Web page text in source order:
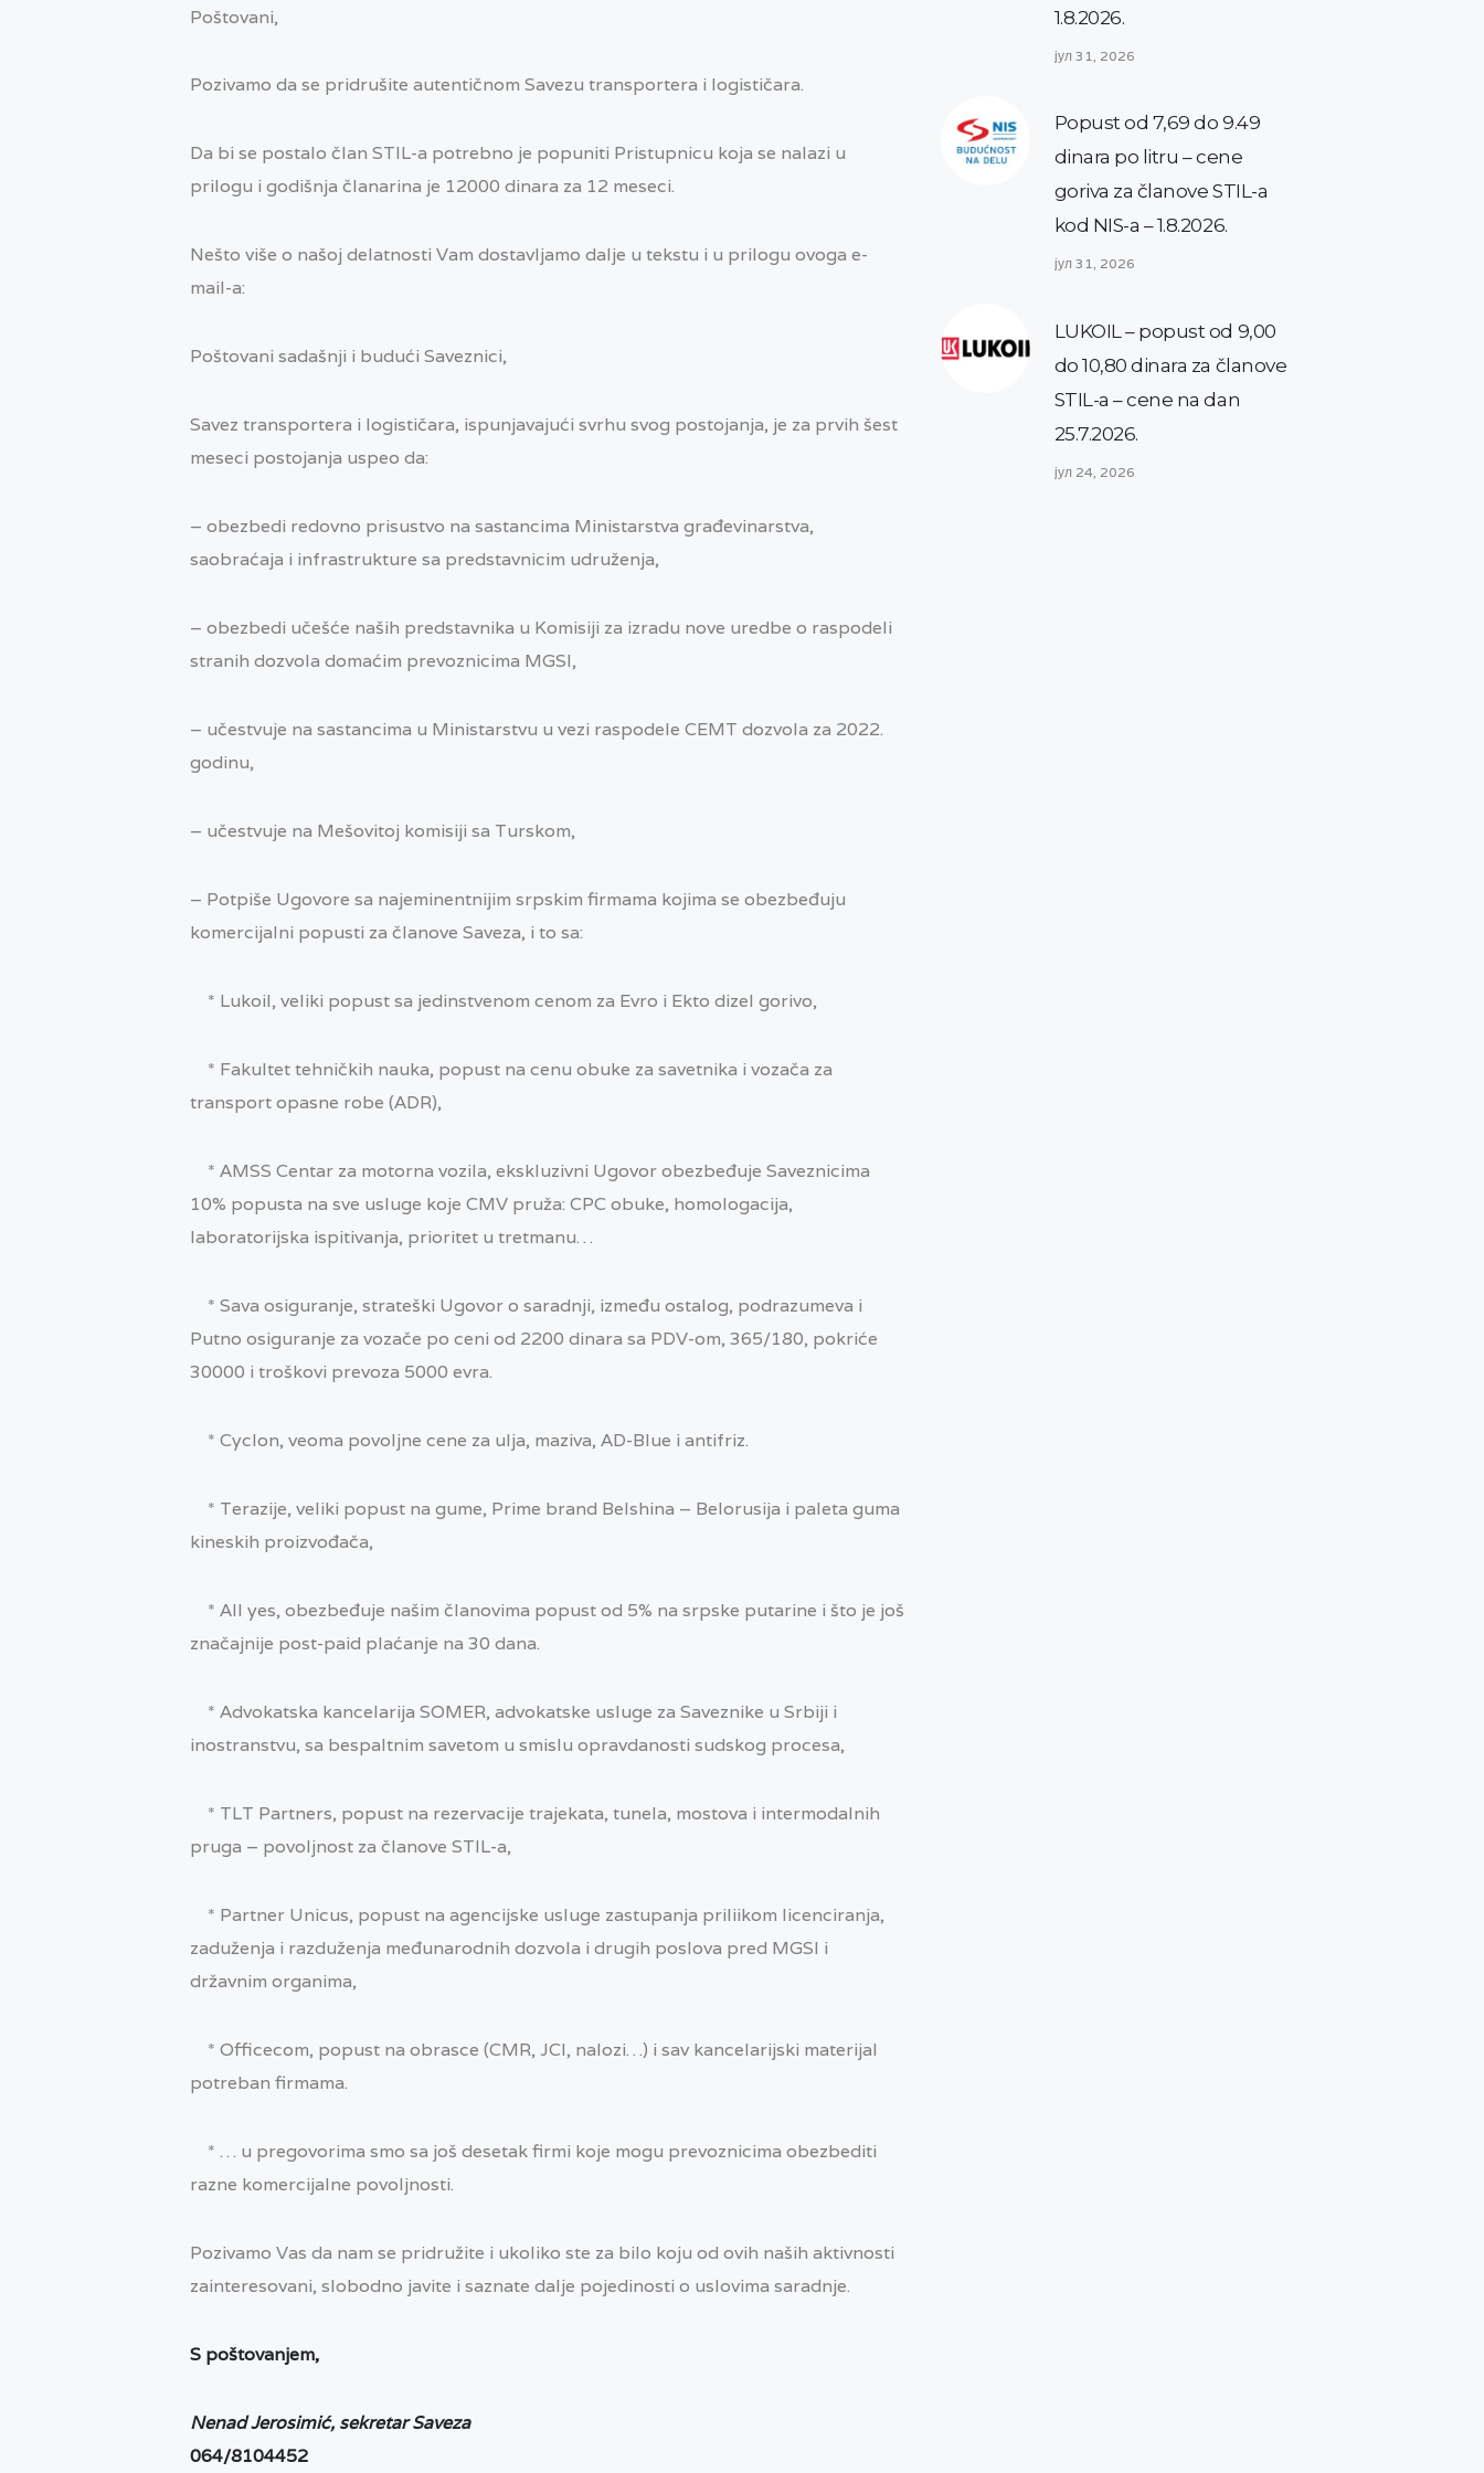
Poštovani,
Pozivamo da se pridrušite autentičnom Savezu transportera i logističara.
Da bi se postalo član STIL-a potrebno je popuniti Pristupnicu koja se nalazi u
prilogu i godišnja članarina je 12000 dinara za 12 meseci.
Nešto više o našoj delatnosti Vam dostavljamo dalje u tekstu i u prilogu ovoga e-
mail-a:
Poštovani sadašnji i budući Saveznici,
Savez transportera i logističara, ispunjavajući svrhu svog postojanja, je za prvih šest
meseci postojanja uspeo da:
– obezbedi redovno prisustvo na sastancima Ministarstva građevinarstva,
saobraćaja i infrastrukture sa predstavnicim udruženja,
– obezbedi učešće naših predstavnika u Komisiji za izradu nove uredbe o raspodeli
stranih dozvola domaćim prevoznicima MGSI,
– učestvuje na sastancima u Ministarstvu u vezi raspodele CEMT dozvola za 2022.
godinu,
– učestvuje na Mešovitoj komisiji sa Turskom,
– Potpiše Ugovore sa najeminentnijim srpskim firmama kojima se obezbeđuju
komercijalni popusti za članove Saveza, i to sa:
* Lukoil, veliki popust sa jedinstvenom cenom za Evro i Ekto dizel gorivo,
* Fakultet tehničkih nauka, popust na cenu obuke za savetnika i vozača za
transport opasne robe (ADR),
* AMSS Centar za motorna vozila, ekskluzivni Ugovor obezbeđuje Saveznicima
10% popusta na sve usluge koje CMV pruža: CPC obuke, homologacija,
laboratorijska ispitivanja, prioritet u tretmanu…
* Sava osiguranje, strateški Ugovor o saradnji, između ostalog, podrazumeva i
Putno osiguranje za vozače po ceni od 2200 dinara sa PDV-om, 365/180, pokriće
30000 i troškovi prevoza 5000 evra.
* Cyclon, veoma povoljne cene za ulja, maziva, AD-Blue i antifriz.
* Terazije, veliki popust na gume, Prime brand Belshina – Belorusija i paleta guma
kineskih proizvođača,
* All yes, obezbeđuje našim članovima popust od 5% na srpske putarine i što je još
značajnije post-paid plaćanje na 30 dana.
* Advokatska kancelarija SOMER, advokatske usluge za Saveznike u Srbiji i
inostranstvu, sa bespaltnim savetom u smislu opravdanosti sudskog procesa,
* TLT Partners, popust na rezervacije trajekata, tunela, mostova i intermodalnih
pruga – povoljnost za članove STIL-a,
* Partner Unicus, popust na agencijske usluge zastupanja priliikom licenciranja,
zaduženja i razduženja međunarodnih dozvola i drugih poslova pred MGSI i
državnim organima,
* Officecom, popust na obrasce (CMR, JCI, nalozi…) i sav kancelarijski materijal
potreban firmama.
* … u pregovorima smo sa još desetak firmi koje mogu prevoznicima obezbediti
razne komercijalne povoljnosti.
Pozivamo Vas da nam se pridružite i ukoliko ste za bilo koju od ovih naših aktivnosti
zainteresovani, slobodno javite i saznate dalje pojedinosti o uslovima saradnje.
S poštovanjem,
Nenad Jerosimić, sekretar Saveza
064/8104452
1.8.2026.
јул 31, 2026
Popust od 7,69 do 9.49
dinara po litru – cene
goriva za članove STIL-a
kod NIS-a – 1.8.2026.
јул 31, 2026
LUKOIL – popust od 9,00
do 10,80 dinara za članove
STIL-a – cene na dan
25.7.2026.
јул 24, 2026